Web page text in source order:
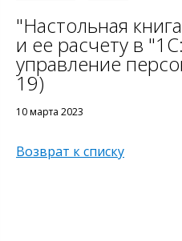
"Настольная
и ее расчету в
управление
19)
10 марта 2023
Возврат к списку